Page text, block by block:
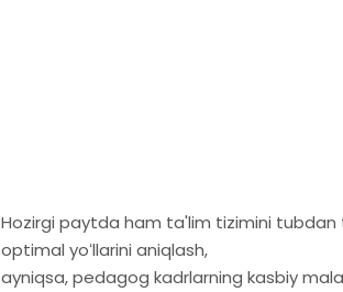
Hozirgi paytda ham ta'lim tizimini
optimal yoʻllarini aniqlash,
ayniqsa, pedagog kadrlarning kasbiy